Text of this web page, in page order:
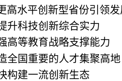
高水平创新型省份引领
升科技创新综合实力
高等教育战略支撑能力
全国重要的人才集聚高地
构建一流创新生态